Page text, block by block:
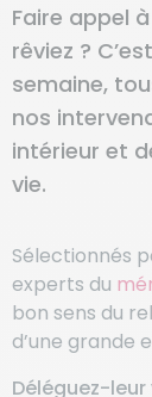
Faire appel
rêviez ?
semaine,
nos
intérieur et
vie.
Sélectionnés
experts du
bon sens du
d’une grande
Déléguez-